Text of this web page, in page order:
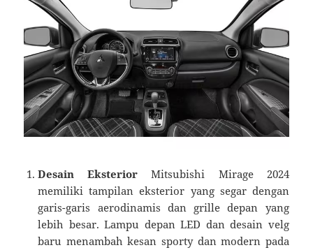
Desain Eksterior Mitsubishi Mirage 2024
memiliki tampilan eksterior yang segar dengan
garis-garis aerodinamis dan grille depan yang
lebih besar. Lampu depan LED dan desain velg
baru menambah kesan sporty dan modern pada